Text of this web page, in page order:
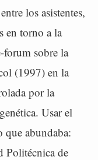
los asistentes,
en torno a la
sobre la
(1997) en la
por la
Usar el
que abundaba:
Politécnica de